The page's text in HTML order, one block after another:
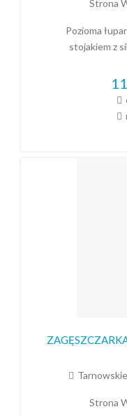
Strona
Pozioma
stojakiem z
Strona